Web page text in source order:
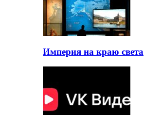
Империя на краю света